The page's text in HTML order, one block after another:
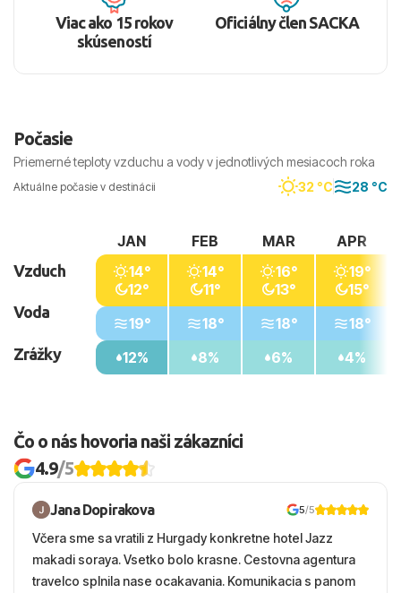
Viac ako 15 rokov
skúseností
Oficiálny člen SACKA
Počasie
Priemerné teploty vzduchu a vody v jednotlivých mesiacoch roka
Aktuálne počasie v destinácii 32 °C 28 °C
Vzduch
Voda
Zrážky
JAN
14°
12°
19°
12%
FEB
14°
11°
18°
8%
MAR
16°
13°
18°
6%
APR
19°
15°
18°
4%
Čo o nás hovoria naši zákazníci
4.9/5
Jana Dopirakova 5/5
Včera sme sa vratili z Hurgady konkretne hotel Jazz
makadi soraya. Vsetko bolo krasne. Cestovna agentura
travelco splnila nase ocakavania. Komunikacia s panom